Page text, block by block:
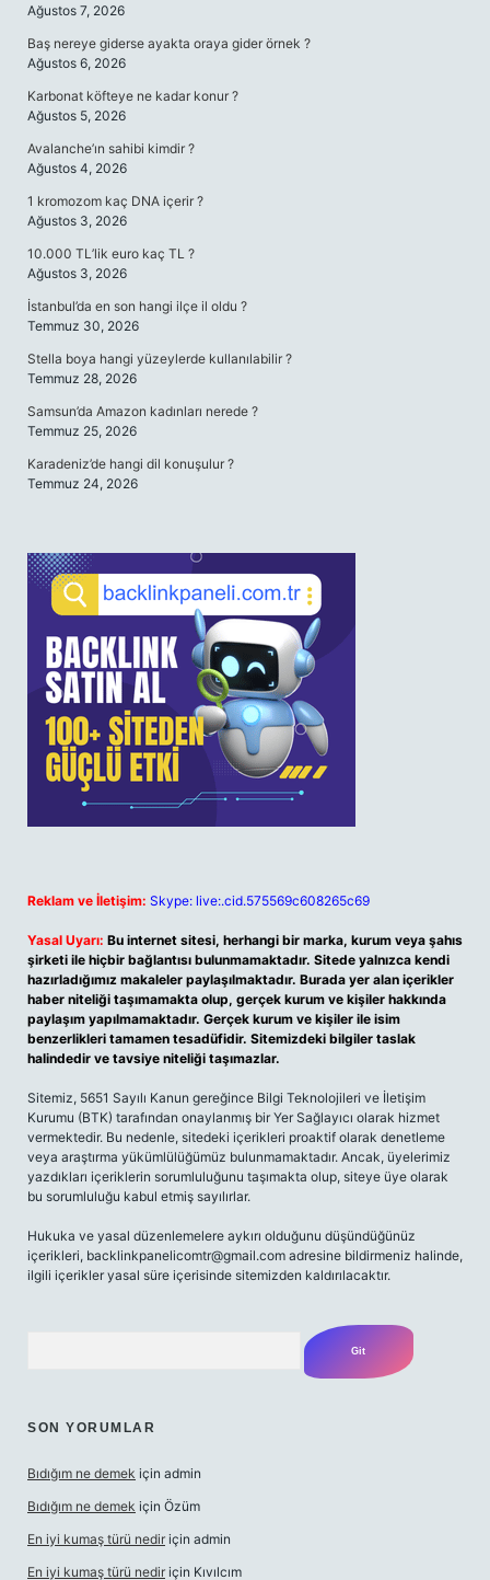
Ağustos 7, 2026
Baş nereye giderse ayakta oraya gider örnek ?
Ağustos 6, 2026
Karbonat köfteye ne kadar konur ?
Ağustos 5, 2026
Avalanche’ın sahibi kimdir ?
Ağustos 4, 2026
1 kromozom kaç DNA içerir ?
Ağustos 3, 2026
10.000 TL’lik euro kaç TL ?
Ağustos 3, 2026
İstanbul’da en son hangi ilçe il oldu ?
Temmuz 30, 2026
Stella boya hangi yüzeylerde kullanılabilir ?
Temmuz 28, 2026
Samsun’da Amazon kadınları nerede ?
Temmuz 25, 2026
Karadeniz’de hangi dil konuşulur ?
Temmuz 24, 2026
Reklam ve İletişim: Skype: live:.cid.575569c608265c69
Yasal Uyarı: Bu internet sitesi, herhangi bir marka, kurum veya şahıs
şirketi ile hiçbir bağlantısı bulunmamaktadır. Sitede yalnızca kendi
hazırladığımız makaleler paylaşılmaktadır. Burada yer alan içerikler
haber niteliği taşımamakta olup, gerçek kurum ve kişiler hakkında
paylaşım yapılmamaktadır. Gerçek kurum ve kişiler ile isim
benzerlikleri tamamen tesadüfidir. Sitemizdeki bilgiler taslak
halindedir ve tavsiye niteliği taşımazlar.
Sitemiz, 5651 Sayılı Kanun gereğince Bilgi Teknolojileri ve İletişim
Kurumu (BTK) tarafından onaylanmış bir Yer Sağlayıcı olarak hizmet
vermektedir. Bu nedenle, sitedeki içerikleri proaktif olarak denetleme
veya araştırma yükümlülüğümüz bulunmamaktadır. Ancak, üyelerimiz
yazdıkları içeriklerin sorumluluğunu taşımakta olup, siteye üye olarak
bu sorumluluğu kabul etmiş sayılırlar.
Hukuka ve yasal düzenlemelere aykırı olduğunu düşündüğünüz
içerikleri, backlinkpanelicomtr@gmail.com adresine bildirmeniz halinde,
ilgili içerikler yasal süre içerisinde sitemizden kaldırılacaktır.
SON YORUMLAR
Bıdığım ne demek için admin
Bıdığım ne demek için Özüm
En iyi kumaş türü nedir için admin
En iyi kumaş türü nedir için Kıvılcım